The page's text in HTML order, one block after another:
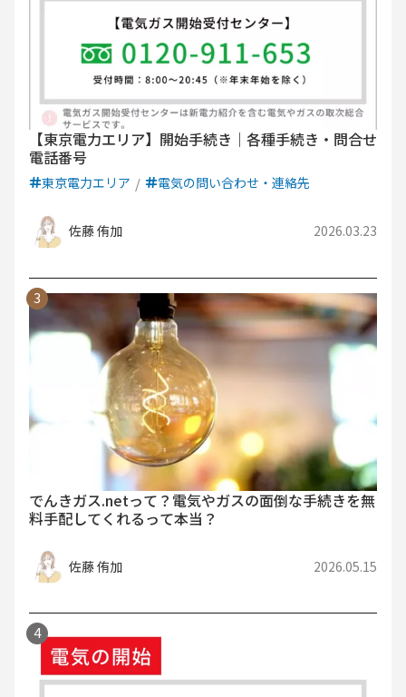
【東京電力エリア】開始手続き｜各種手続き・問合せ
電話番号
東京電力エリア 電気の問い合わせ・連絡先
佐藤 侑加 2026.03.23
でんきガス.netって？電気やガスの面倒な手続きを無
料手配してくれるって本当？
佐藤 侑加 2026.05.15